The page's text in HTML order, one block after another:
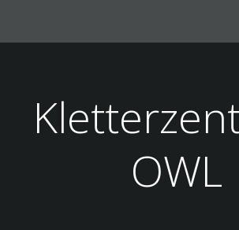
springen
OWL